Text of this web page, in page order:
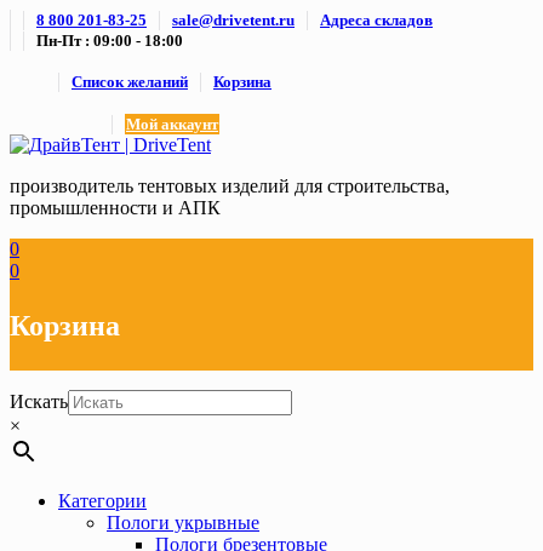
Skip8 800 201-83-25 sale@drivetent.ru
Адреса складов
Пн-Пт : 09:00 - 18:00
Список желаний Корзина
Мой аккаунт
производитель тентовых изделий для строительства,
промышленности и АПК
0
0
Корзина
Искать
×
Категории
Пологи укрывные
Пологи брезентовые